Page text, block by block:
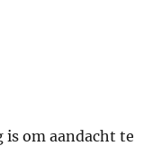
is om aandacht te